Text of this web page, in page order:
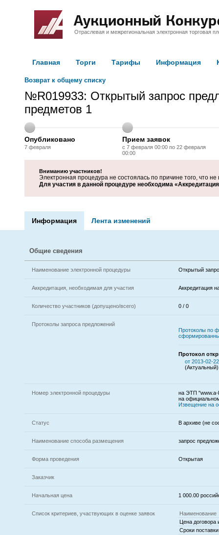
Отраслевая и межрегиональная электронная торговая
Главная Торги Тарифы Информация
Возврат к общему списку
№R019933: Открытый запрос
предметов 1
Опубликовано
7 февраля
Прием заявок
с 7 февраля 00:00 по 22 февраля
00:00
Вниманию участников!
Электронная процедура не состоялась по причине того, что не
Для участия в данной процедуре необходима
Информация Лента изменений
Общие сведения
Наименование электронной процедуры Открытый
Аккредитация, необходимая для участия Аккредитация
Количество участников (допущено/всего) 0 / 0
Протоколы запроса предложений
Протоколы по
Протокол
от 2013-02-
(Актуальный)
Номер электронной процедуры
на ЭТП "www.a-
на
Извещение на
Статус В архиве (не
Наименование способа размещения запрос
Форма проведения Открытая
Заказчик
Начальная цена 1 000.00
Список критериев, участвующих в оценке заявок
Наименование
Цена договора
Сроки